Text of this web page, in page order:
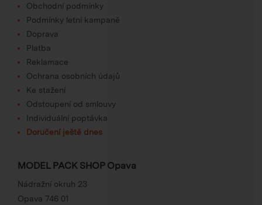
Obchodní podmínky
Podmínky letní kampaně
Doprava
Platba
Reklamace
Ochrana osobních údajů
Ke stažení
Odstoupení od smlouvy
Individuální poptávka
Doručení ještě dnes
MODEL PACK SHOP Opava
Nádražní okruh 23
Opava 746 01